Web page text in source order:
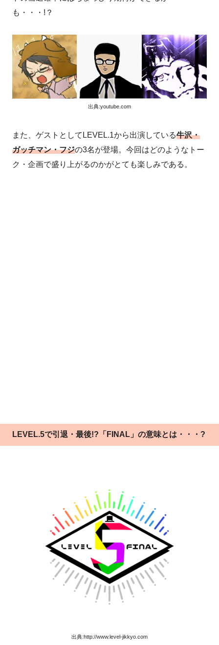
も・・・!？
出典:youtube.com
また、ゲストとしてLEVEL.1から出演している牛沢・
ガッチマン・フジの3名が登場。今回はどのようなトー
ク・企画で盛り上がるのかがとても楽しみである。
LEVEL.5で引退・最後!?「FINAL」の意味とは・・・?
出典:http://www.level-jikkyo.com